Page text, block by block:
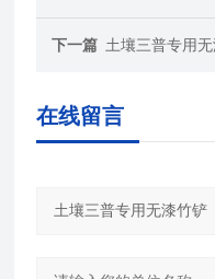
下一篇 土壤三普专用
在线留言